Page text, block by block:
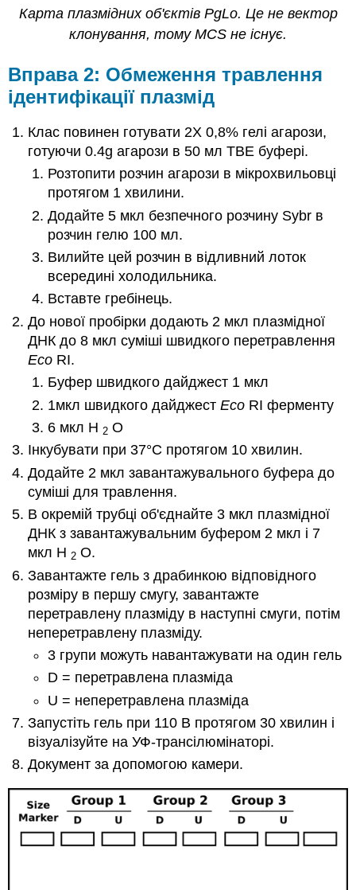
Карта плазмідних об'єктів PgLo. Це не вектор
клонування, тому MCS не існує.
Вправа 2: Обмеження травлення
ідентифікації плазмід
Клас повинен готувати 2X 0,8% гелі агарози,
готуючи 0.4g агарози в 50 мл TBE буфері.
Розтопити розчин агарози в мікрохвильовці
протягом 1 хвилини.
Додайте 5 мкл безпечного розчину Sybr в
розчин гелю 100 мл.
Вилийте цей розчин в відливний лоток
всередині холодильника.
Вставте гребінець.
До нової пробірки додають 2 мкл плазмідної
ДНК до 8 мкл суміші швидкого перетравлення
Eco RI.
Буфер швидкого дайджест 1 мкл
1мкл швидкого дайджест EcoRI ферменту
6 мкл Н 2О
Інкубувати при 37°C протягом 10 хвилин.
Додайте 2 мкл завантажувального буфера до
суміші для травлення.
В окремій трубці об'єднайте 3 мкл плазмідної
ДНК з завантажувальним буфером 2 мкл і 7
мкл H 2 O.
Завантажте гель з драбинкою відповідного
розміру в першу смугу, завантажте
перетравлену плазміду в наступні смуги, потім
неперетравлену плазміду.
3 групи можуть навантажувати на один гель
D = перетравлена плазміда
U = неперетравлена плазміда
Запустіть гель при 110 В протягом 30 хвилин і
візуалізуйте на УФ-трансілюмінаторі.
Документ за допомогою камери.